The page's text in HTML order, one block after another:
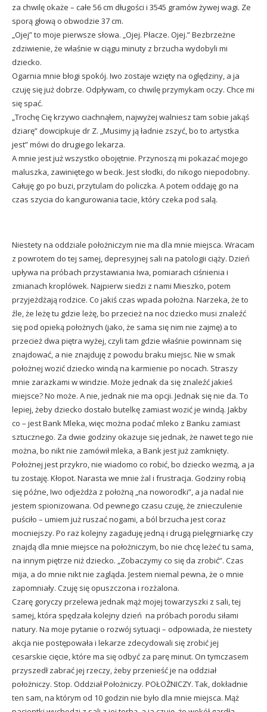
za chwilę okaże – całe 56 cm długości i 3545 gramów żywej wagi. Ze
sporą głową o obwodzie 37 cm.
„Ojej” to moje pierwsze słowa. „Ojej. Płacze. Ojej.” Bezbrzeżne
zdziwienie, że właśnie w ciągu minuty z brzucha wydobyli mi
dziecko.
Ogarnia mnie błogi spokój. Iwo zostaje wzięty na oględziny, a ja
czuję się już dobrze. Odpływam, co chwilę przymykam oczy. Chce mi
się spać.
„Trochę Cię krzywo ciachnąłem, najwyżej walniesz tam sobie jakąś
dziarę” dowcipkuje dr Z. „Musimy ją ładnie zszyć, bo to artystka
jest” mówi do drugiego lekarza.
A mnie jest już wszystko obojętnie. Przynoszą mi pokazać mojego
maluszka, zawiniętego w becik. Jest słodki, do nikogo niepodobny.
Całuję go po buzi, przytulam do policzka. A potem oddaję go na
czas szycia do kangurowania tacie, który czeka pod salą.
Niestety na oddziale położniczym nie ma dla mnie miejsca. Wracam
z powrotem do tej samej, depresyjnej sali na patologii ciąży. Dzień
upływa na próbach przystawiania Iwa, pomiarach ciśnienia i
zmianach kroplówek. Najpierw siedzi z nami Mieszko, potem
przyjeżdżają rodzice. Co jakiś czas wpada położna. Narzeka, że to
źle, że leżę tu gdzie leżę, bo przecież na noc dziecko musi znaleźć
się pod opieką położnych (jako, że sama się nim nie zajmę) a to
przecież dwa piętra wyżej, czyli tam gdzie właśnie powinnam się
znajdować, a nie znajduję z powodu braku miejsc. Nie w smak
położnej wozić dziecko windą na karmienie po nocach. Straszy
mnie zarazkami w windzie. Może jednak da się znaleźć jakieś
miejsce? No może. A nie, jednak nie ma opcji. Jednak się nie da. To
lepiej, żeby dziecko dostało butelkę zamiast wozić je windą. Jakby
co – jest Bank Mleka, więc można podać mleko z Banku zamiast
sztucznego. Za dwie godziny okazuje się jednak, że nawet tego nie
można, bo nikt nie zamówił mleka, a Bank jest już zamknięty.
Położnej jest przykro, nie wiadomo co robić, bo dziecko wezmą, a ja
tu zostaję. Kłopot. Narasta we mnie żal i frustracja. Godziny robią
się późne, Iwo odjeżdża z położną „na noworodki”, a ja nadal nie
jestem spionizowana. Od pewnego czasu czuję, że znieczulenie
puściło – umiem już ruszać nogami, a ból brzucha jest coraz
mocniejszy. Po raz kolejny zagaduję jedną i drugą pielęgrniarkę czy
znajdą dla mnie miejsce na położniczym, bo nie chcę leżeć tu sama,
na innym piętrze niż dziecko. „Zobaczymy co się da zrobić”. Czas
mija, a do mnie nikt nie zagląda. Jestem niemal pewna, że o mnie
zapomniały. Czuję się opuszczona i rozżalona.
Czarę goryczy przelewa jednak mąż mojej towarzyszki z sali, tej
samej, która spędzała kolejny dzień na próbach porodu siłami
natury. Na moje pytanie o rozwój sytuacji – odpowiada, że niestety
akcja nie postępowała i lekarze zdecydowali się zrobić jej
cesarskie cięcie, które ma się odbyć za parę minut. On tymczasem
przyszedł zabrać jej rzeczy, żeby przenieść je na oddział
położniczy. Stop. Oddział Położniczy. POŁOŻNICZY. Tak, dokładnie
ten sam, na którym od 10 godzin nie było dla mnie miejsca. Mąż